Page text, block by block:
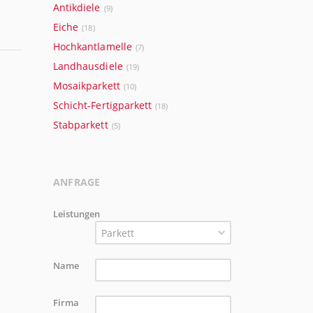
Antikdiele (9)
Eiche (18)
Hochkantlamelle (7)
Landhausdiele (19)
Mosaikparkett (10)
Schicht-Fertigparkett (18)
Stabparkett (5)
ANFRAGE
Leistungen
Parkett
Name
Firma